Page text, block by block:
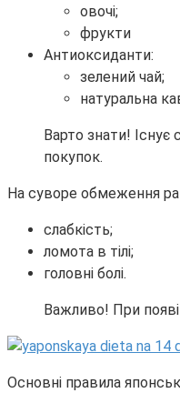
овочі;
фрукти
Антиоксиданти:
зелений чай;
натуральна
Варто знати!
покупок.
На суворе обмеження
слабкість;
ломота в тілі;
головні болі.
Важливо! При появі
Основні правила